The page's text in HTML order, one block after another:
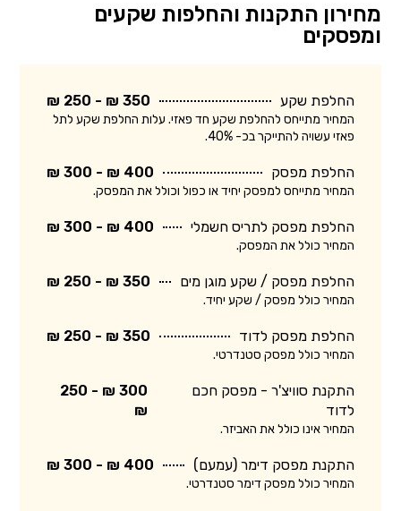
מחירון התקנות והחלפות שקעים
ומפסקים
החלפת שקע 350 ₪ - 250 ₪
המחיר מתייחס להחלפת שקע חד פאזי. עלות החלפת שקע לתל
פאזי עשויה להתייקר בכ- 40%.
החלפת מפסק 400 ₪ - 300 ₪
המחיר מתייחס למפסק יחיד או כפול וכולל את המפסק.
החלפת מפסק לתריס חשמלי 400 ₪ - 300 ₪
המחיר כולל את המפסק.
החלפת מפסק / שקע מוגן מים 350 ₪ - 250 ₪
המחיר כולל מפסק / שקע יחיד.
החלפת מפסק לדוד 350 ₪ - 250 ₪
המחיר כולל מפסק סטנדרטי.
התקנת סוויצ'ר - מפסק חכם
לדוד
300 ₪ - 250
₪
המחיר אינו כולל את האביזר.
התקנת מפסק דימר (עמעם) 400 ₪ - 300 ₪
המחיר כולל מפסק דימר סטנדרטי.